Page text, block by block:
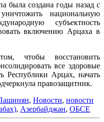
была создана годы назад с
национальную
субъектность
включению Арцаха в
чтобы восстановить
все здоровые
Республики Арцах, начать
правозащитник.
, Новости, новости
, Азербайджан, ОБСЕ